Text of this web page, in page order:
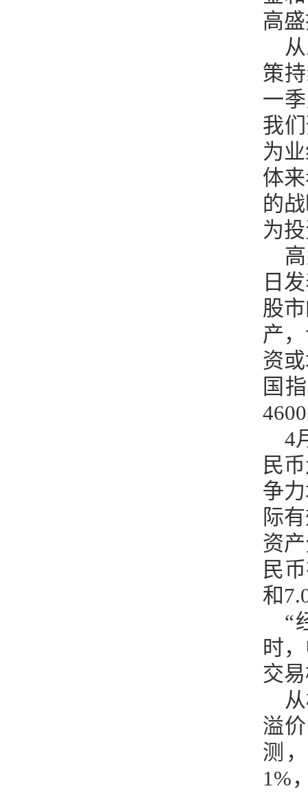
高
策
一
我
为
体
的
为
日
股
产
资
国
4
民
争
际
资
民
和
“
时
交
溢
测
1%